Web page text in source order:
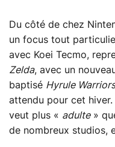
Du côté de chez
un focus tout
avec Koei Tecmo,
Zelda, avec un
baptisé Hyrule
attendu pour cet
veut plus « adulte»
de nombreux studios,